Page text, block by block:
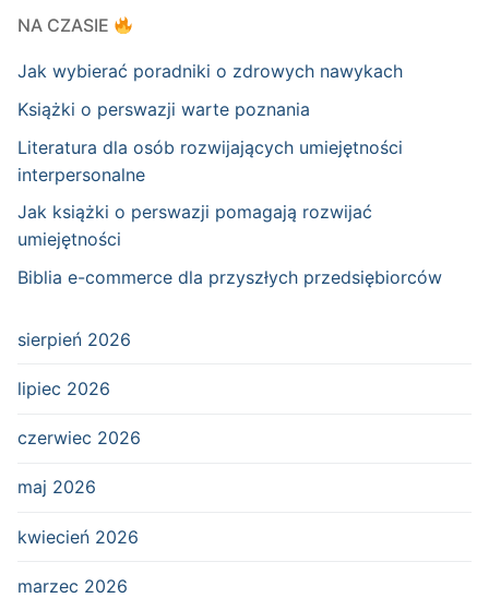
NA CZASIE
Jak wybierać poradniki o zdrowych nawykach
Książki o perswazji warte poznania
Literatura dla osób rozwijających umiejętności
interpersonalne
Jak książki o perswazji pomagają rozwijać
umiejętności
Biblia e-commerce dla przyszłych przedsiębiorców
sierpień 2026
lipiec 2026
czerwiec 2026
maj 2026
kwiecień 2026
marzec 2026